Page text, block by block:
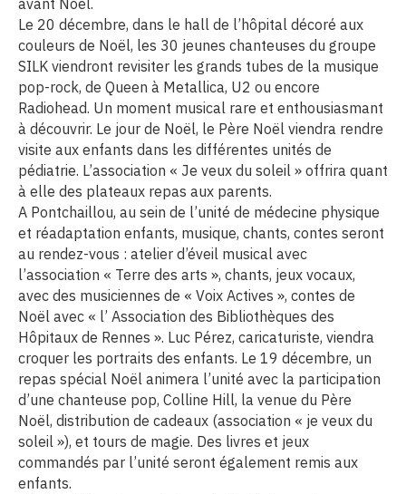
avant Noël.
Le 20 décembre, dans le hall de l’hôpital décoré aux
couleurs de Noël, les 30 jeunes chanteuses du groupe
SILK viendront revisiter les grands tubes de la musique
pop-rock, de Queen à Metallica, U2 ou encore
Radiohead. Un moment musical rare et enthousiasmant
à découvrir. Le jour de Noël, le Père Noël viendra rendre
visite aux enfants dans les différentes unités de
pédiatrie. L’association « Je veux du soleil » offrira quant
à elle des plateaux repas aux parents.
A Pontchaillou, au sein de l’unité de médecine physique
et réadaptation enfants, musique, chants, contes seront
au rendez-vous : atelier d’éveil musical avec
l’association « Terre des arts », chants, jeux vocaux,
avec des musiciennes de « Voix Actives », contes de
Noël avec « l’ Association des Bibliothèques des
Hôpitaux de Rennes ». Luc Pérez, caricaturiste, viendra
croquer les portraits des enfants. Le 19 décembre, un
repas spécial Noël animera l’unité avec la participation
d’une chanteuse pop, Colline Hill, la venue du Père
Noël, distribution de cadeaux (association « je veux du
soleil »), et tours de magie. Des livres et jeux
commandés par l’unité seront également remis aux
enfants.